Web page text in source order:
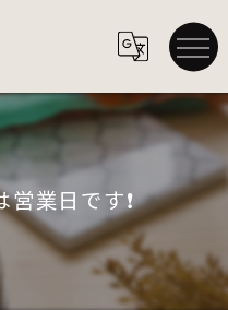
業日です❗️